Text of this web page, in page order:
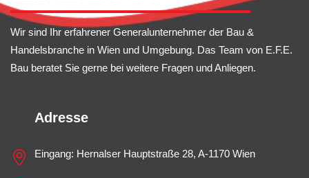
Wir sind Ihr erfahrener Generalunternehmer der Bau &
Handelsbranche in Wien und Umgebung. Das Team von E.F.E.
Bau beratet Sie gerne bei weitere Fragen und Anliegen.
Adresse
Eingang: Hernalser Hauptstraße 28, A-1170 Wien